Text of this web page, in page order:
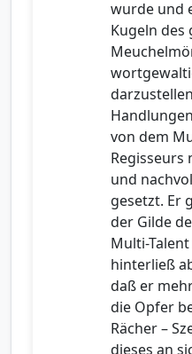
wurde und
Kugeln des
von dem
Regisseurs
und
gesetzt. Er
der Gilde
Multi-
hinterließ
daß er
die Opfer
Rächer –
dieses an